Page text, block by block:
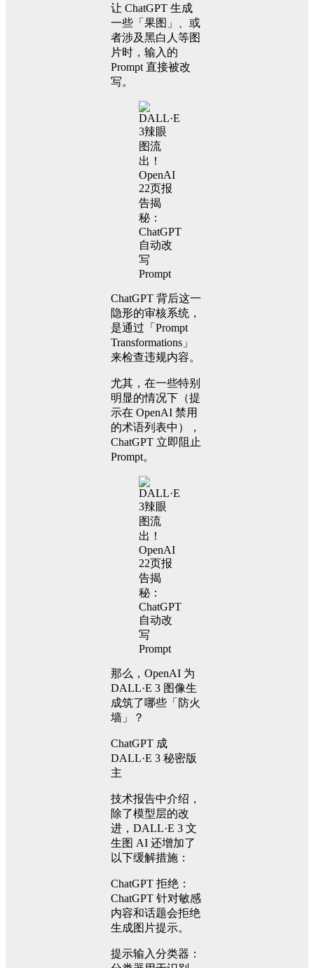
让 ChatGPT 生成
一些「果图」、或
者涉及黑白人等图
片时，输入的
Prompt 直接被改
写。
ChatGPT 背后这一
隐形的审核系统，
是通过「Prompt
Transformations」
来检查违规内容。
尤其，在一些特别
明显的情况下（提
示在 OpenAI 禁用
的术语列表中），
ChatGPT 立即阻止
Prompt。
那么，OpenAI 为
DALL·E 3 图像生
成筑了哪些「防火
墙」？
ChatGPT 成
DALL·E 3 秘密版
主
技术报告中介绍，
除了模型层的改
进，DALL·E 3 文
生图 AI 还增加了
以下缓解措施：
ChatGPT 拒绝：
ChatGPT 针对敏感
内容和话题会拒绝
生成图片提示。
提示输入分类器：